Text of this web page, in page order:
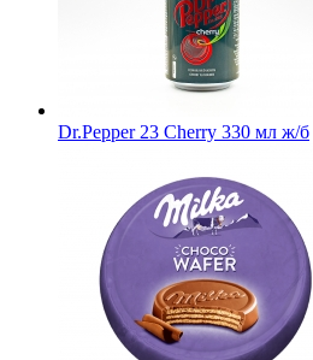
Dr.Pepper 23 Cherry 330 мл ж/б